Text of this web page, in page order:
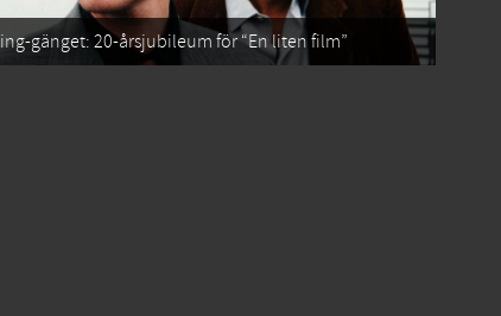
gänget: 20-årsjubileum för “En liten film”